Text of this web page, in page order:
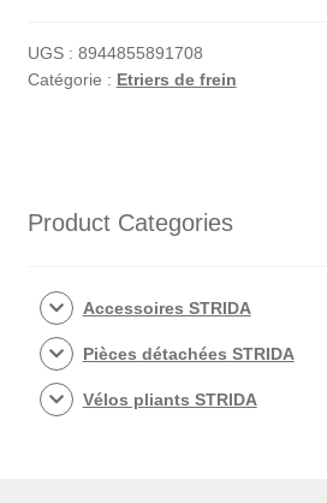
UGS : 8944855891708
Catégorie : Etriers de frein
Product Categories
Accessoires STRIDA
Pièces détachées STRIDA
Vélos pliants STRIDA